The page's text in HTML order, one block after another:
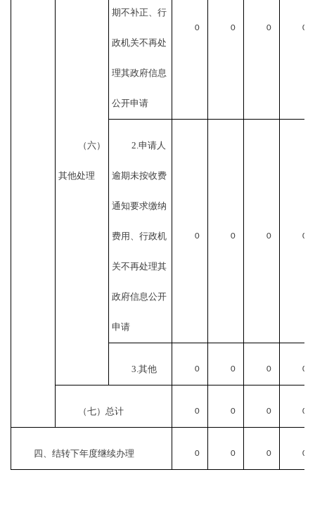
（六）
其他处理
期不补正、行
政机关不再处
理其政府信息
公开申请
0 0 0 0
2.申请人
逾期未按收费
通知要求缴纳
费用、行政机
关不再处理其
政府信息公开
申请
0 0 0 0
3.其他 0 0 0 0
（七）总计 0 0 0 0
四、结转下年度继续办理 0 0 0 0